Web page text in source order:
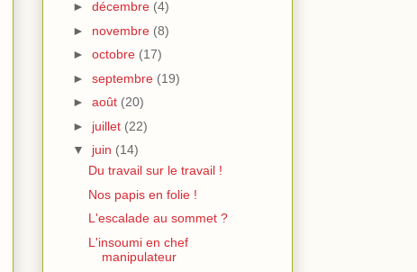
► décembre (4)
► novembre (8)
► octobre (17)
► septembre (19)
► août (20)
► juillet (22)
▼ juin (14)
Du travail sur le travail !
Nos papis en folie !
L'escalade au sommet ?
L'insoumi en chef
manipulateur